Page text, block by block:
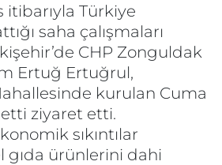
itibarıyla Türkiye
saha çalışmaları
CHP Zonguldak
Ertuğ Ertuğrul,
kurulan Cuma
etti ziyaret etti.
sıkıntılar
gıda ürünlerini dahi